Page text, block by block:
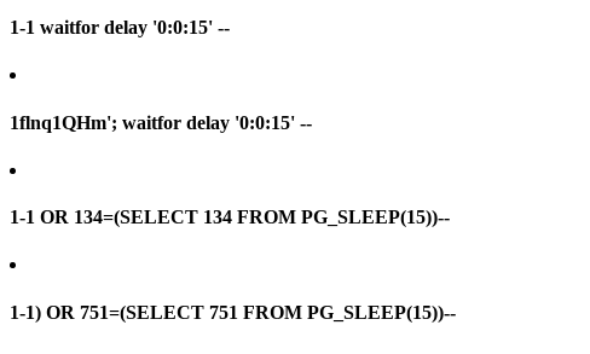
1-1 waitfor delay '0:0:15' --
1flnq1QHm'; waitfor delay '0:0:15' --
1-1 OR 134=(SELECT 134 FROM PG_SLEEP(15))--
1-1) OR 751=(SELECT 751 FROM PG_SLEEP(15))--